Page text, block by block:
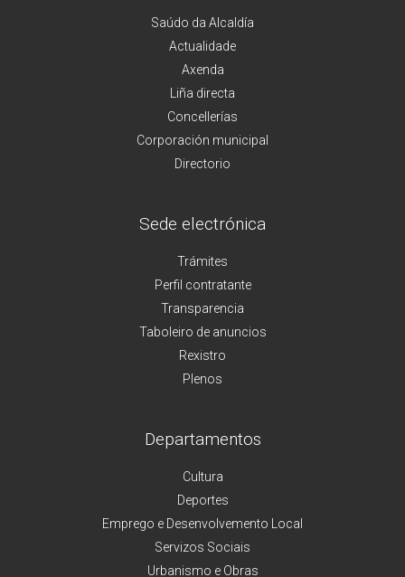
Saúdo da Alcaldía
Actualidade
Axenda
Liña directa
Concellerías
Corporación municipal
Directorio
Sede electrónica
Trámites
Perfil contratante
Transparencia
Taboleiro de anuncios
Rexistro
Plenos
Departamentos
Cultura
Deportes
Emprego e Desenvolvemento Local
Servizos Sociais
Urbanismo e Obras